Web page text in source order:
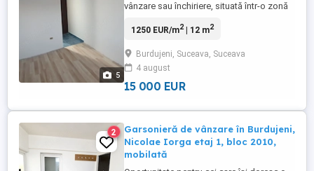
5
vânzare sau închiriere, situată într-o zonă
transport public, magazine şi farmacii. -
proaspăt văruită -Nemobilată ideală
pentru amenajare după propriul gust - În
imediata apropiere se ...
1250 EUR/m2| 12 m2
Burdujeni, Suceava, Suceava
4 august
15 000 EUR
2
Garsonieră de vânzare în Burdujeni,
Nicolae Iorga etaj 1, bloc 2010,
mobilată